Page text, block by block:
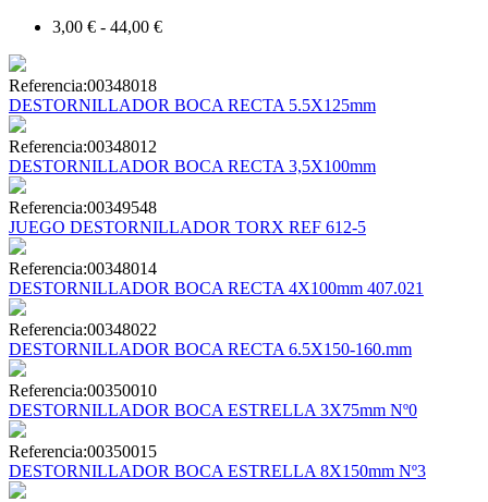
3,00 € - 44,00 €
Referencia:00348018
DESTORNILLADOR BOCA RECTA 5.5X125mm
Referencia:00348012
DESTORNILLADOR BOCA RECTA 3,5X100mm
Referencia:00349548
JUEGO DESTORNILLADOR TORX REF 612-5
Referencia:00348014
DESTORNILLADOR BOCA RECTA 4X100mm 407.021
Referencia:00348022
DESTORNILLADOR BOCA RECTA 6.5X150-160.mm
Referencia:00350010
DESTORNILLADOR BOCA ESTRELLA 3X75mm Nº0
Referencia:00350015
DESTORNILLADOR BOCA ESTRELLA 8X150mm Nº3